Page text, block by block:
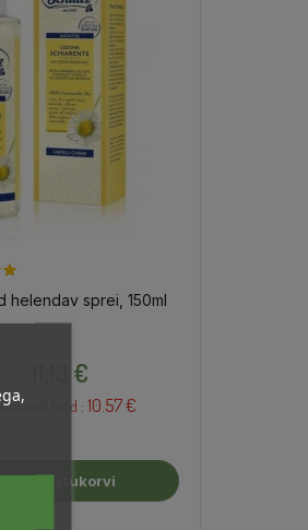
helendav sprei, 150ml
11,13 €
hind : 10.57 €
Lisa Ostukorvi